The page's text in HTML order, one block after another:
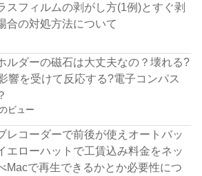
スフィルムの剥がし方(1例)とすぐ剥
合の対処方法について
ルダーの磁石は大丈夫なの？壊れる?
響を受けて反応する?電子コンパス
ビュー
レコーダーで前後が使えオートバッ
エローハットで工賃込み料金をネッ
Macで再生できるかとか必要性につ